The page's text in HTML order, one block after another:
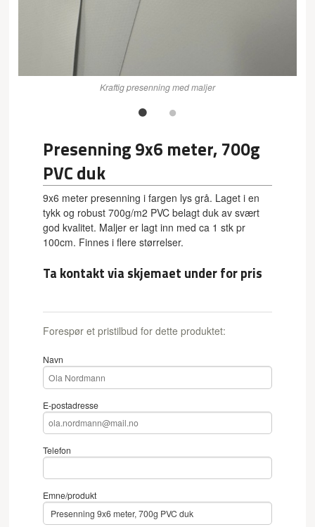
Kraftig presenning med maljer
Presenning 9x6 meter, 700g
PVC duk
9x6 meter presenning i fargen lys grå. Laget i en
tykk og robust 700g/m2 PVC belagt duk av svært
god kvalitet. Maljer er lagt inn med ca 1 stk pr
100cm. Finnes i flere størrelser.
Ta kontakt via skjemaet under for pris
Forespør et pristilbud for dette produktet:
Navn
E-postadresse
Telefon
Emne/produkt